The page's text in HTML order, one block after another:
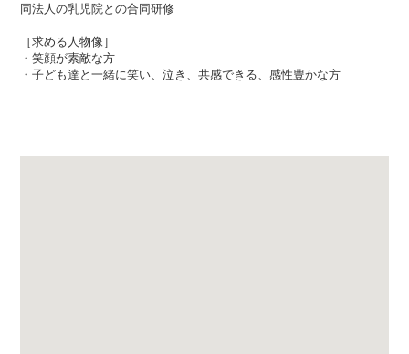
同法人の乳児院との合同研修
［求める人物像］
・笑顔が素敵な方
・子ども達と一緒に笑い、泣き、共感できる、感性豊かな方